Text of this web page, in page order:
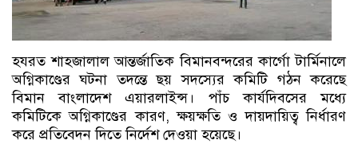
হযরত শাহজালাল আন্তর্জাতিক বিমানবন্দরের কার্গো টার্মিনালে
অগ্নিকাণ্ডের ঘটনা তদন্তে ছয় সদস্যের কমিটি গঠন করেছে
বিমান বাংলাদেশ এয়ারলাইন্স। পাঁচ কার্যদিবসের মধ্যে
কমিটিকে অগ্নিকাণ্ডের কারণ, ক্ষয়ক্ষতি ও দায়দায়িত্ব নির্ধারণ
করে প্রতিবেদন দিতে নির্দেশ দেওয়া হয়েছে।